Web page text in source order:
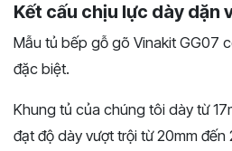
Kết cấu chịu lực dày dặn
Mẫu tủ bếp gỗ gõ Vinakit GG07
đặc biệt.
Khung tủ của chúng tôi dày từ
đạt độ dày vượt trội từ 20mm đến